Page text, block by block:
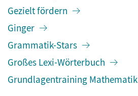
Gezielt fördern
Ginger
Grammatik-Stars
Großes Lexi-Wörterbuch
Grundlagentraining Mathematik